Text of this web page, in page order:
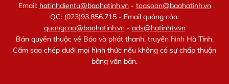
Email: hatinhdientu@baohatinh.vn- toasoan@baohatinh.vn
QC: (023)93.856.715 - Email quảng cáo:
quangcao@baohatinh.vn- ads@hatinhtv.vn
Bản quyền thuộc về Báo và phát thanh, truyền hình Hà Tĩnh.
Cấm sao chép dưới mọi hình thức nếu không có sự chấp thuận
bằng văn bản.